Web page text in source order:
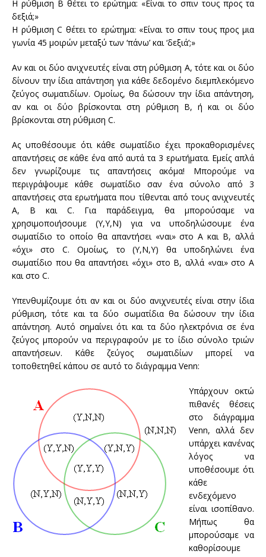
Η ρύθμιση Β θέτει το ερώτημα: «Είναι το σπιν τους προς τα
δεξιά;»
Η ρύθμιση C θέτει το ερώτημα: «Είναι το σπιν τουςπρος μια
γωνία 45 μοιρών μεταξύ των ‘πάνω’ και ‘δεξιά’;»
Αν και οι δύοανιχνευτές είναι στη ρύθμιση Α,τότε και οι δύο
δίνουν την ίδια απάντηση για κάθε δεδομένο διεμπλεκόμενο
ζεύγος σωματιδίων. Ομοίως, θα δώσουν την ίδια απάντηση,
ανκαι οι δύο βρίσκονται στη ρύθμιση Β,ή και οι δύο
βρίσκονται στη ρύθμιση C.
Ας υποθέσουμε ότι κάθε σωματίδιο έχει προκαθορισμένες
απαντήσεις σε κάθε ένα από αυτά τα 3 ερωτήματα. Εμείς απλά
δεν
γνωρίζουμε τις απαντήσεις ακόμα! Μπορούμε να
περιγράψουμε
κάθε σωματίδιο
σαν ένα σύνολο από 3
απαντήσεις στα ερωτήματα που τίθενται από τους ανιχνευτές
Α, Β
και C. Για παράδειγμα,
θα μπορούσαμε να
χρησιμοποιήσουμε
(Y,Y,Ν) για να υποδηλώσουμε
ένα
σωματίδιο το οποίο θα απαντήσει «ναι» στο Α και B, αλλά
«όχι» στο C. Ομοίως, το(Y,Ν,Υ) θα υποδηλώνει
ένα
σωματίδιο που θα απαντήσει «όχι» στο Β, αλλά «ναι» στο Α
και στο C.
Υπενθυμίζουμε ότι αν και οι δύο ανιχνευτές είναι στην ίδια
ρύθμιση, τότε και τα δύο σωματίδια θα δώσουν την ίδια
απάντηση. Αυτό σημαίνει ότι και τα δύο ηλεκτρόνια σε ένα
ζεύγος μπορούν να περιγραφούν με το ίδιο σύνολο τριών
απαντήσεων.
Κάθε ζεύγος σωματιδίων μπορεί να
τοποθετηθεί κάπου σε αυτό το διάγραμμα Venn:
Υπάρχουν οκτώ
πιθανές θέσεις
στο διάγραμμα
Venn, αλλά δεν
υπάρχει κανένας
λόγος
να
υποθέσουμε ότι
κάθε
ενδεχόμενο
είναι ισοπίθανο.
Μήπως
θα
μπορούσαμε να
καθορίσουμε